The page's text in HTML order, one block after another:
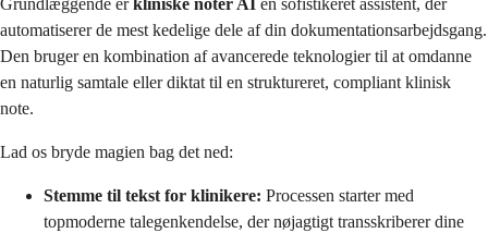
automatiserer de mest kedelige dele af din dokumentationsarbejdsgang.
Den bruger en kombination af avancerede teknologier til at omdanne
en naturlig samtale eller diktat til en struktureret, compliant klinisk
note.
Lad os bryde magien bag det ned:
Stemme til tekst for klinikere: Processen starter med
topmoderne talegenkendelse, der nøjagtigt transskriberer dine